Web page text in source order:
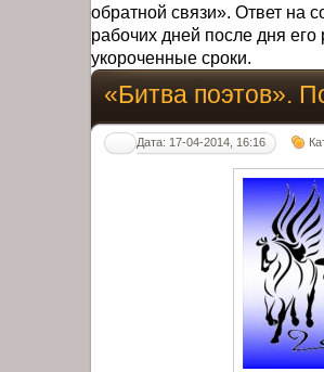
обратной связи». Ответ на
рабочих дней после дня
укороченные сроки.
«Битва поэтов».
Дата: 17-04-2014, 16:16